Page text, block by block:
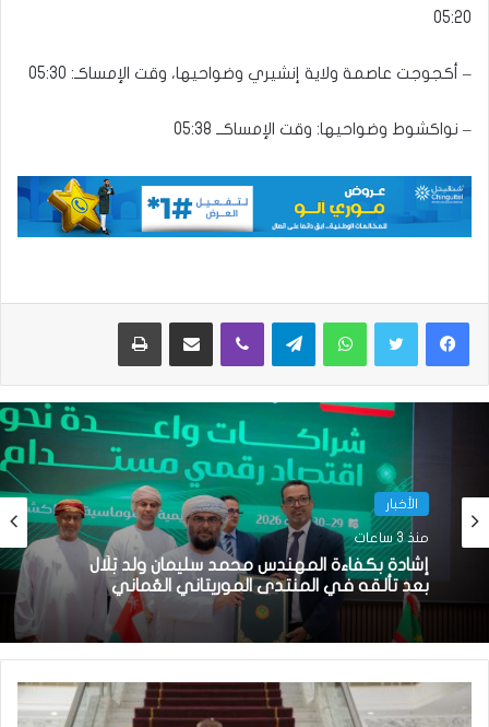
05:20
– أكجوجت عاصمة ولاية إنشيري وضواحيها، وقت الإمساكـ: 05:30
– نواكشوط وضواحيها: وقت الإمساكــ 05:38
واتساب تيلقرام ڤايبر مشاركة عبر البريد طباعة
الأخبار
منذ 3 ساعات
إشادة بكفاءة المهندس محمد سليمان ولد بَلَّال
بعد تألقه في المنتدى الموريتاني العُماني